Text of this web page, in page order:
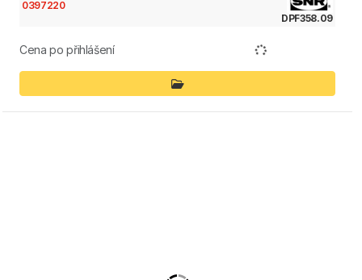
0397220
DPF358.09
Cena po přihlášení